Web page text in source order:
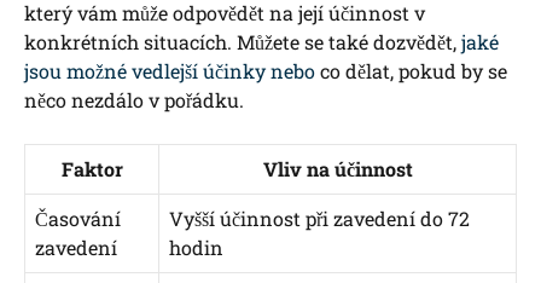
který vám může odpovědět na její účinnost v
konkrétních situacích. Můžete se také dozvědět,jaké
jsou možné vedlejší účinky neboco dělat, pokud by se
něco nezdálo v pořádku.
Faktor
Vliv na účinnost
Časování
zavedení
Vyšší účinnost při zavedení do 72
hodin